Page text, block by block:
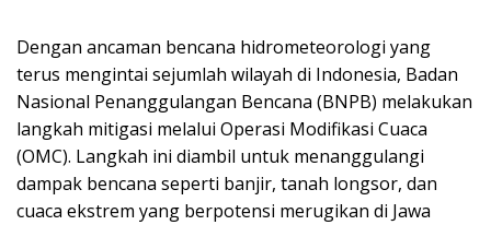
Dengan ancaman bencana hidrometeorologi yang
terus mengintai sejumlah wilayah di Indonesia, Badan
Nasional Penanggulangan Bencana (BNPB) melakukan
langkah mitigasi melalui Operasi Modifikasi Cuaca
(OMC). Langkah ini diambil untuk menanggulangi
dampak bencana seperti banjir, tanah longsor, dan
cuaca ekstrem yang berpotensi merugikan di Jawa